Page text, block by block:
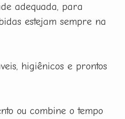
adequada, para
estejam sempre na
higiênicos e prontos
ou combine o tempo